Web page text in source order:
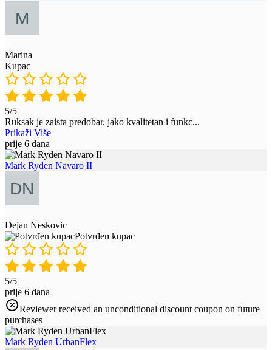
Marina
Kupac
5/5
Ruksak je zaista predobar, jako kvalitetan i funkc...
Prikaži Više
prije 6 dana
Mark Ryden Navaro II
Dejan Neskovic
Potvrđen kupac
5/5
prije 6 dana
Reviewer received an unconditional discount coupon on future
purchases
Mark Ryden UrbanFlex